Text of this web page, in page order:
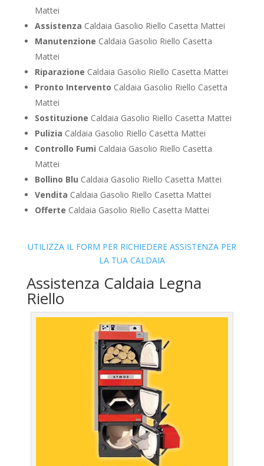
Mattei
Assistenza Caldaia Gasolio Riello Casetta Mattei
Manutenzione Caldaia Gasolio Riello Casetta
Mattei
Riparazione Caldaia Gasolio Riello Casetta Mattei
Pronto Intervento Caldaia Gasolio Riello Casetta
Mattei
Sostituzione Caldaia Gasolio Riello Casetta Mattei
Pulizia Caldaia Gasolio Riello Casetta Mattei
Controllo Fumi Caldaia Gasolio Riello Casetta
Mattei
Bollino Blu Caldaia Gasolio Riello Casetta Mattei
Vendita Caldaia Gasolio Riello Casetta Mattei
Offerte Caldaia Gasolio Riello Casetta Mattei
UTILIZZA IL FORM PER RICHIEDERE ASSISTENZA PER
LA TUA CALDAIA
Assistenza Caldaia Legna
Riello